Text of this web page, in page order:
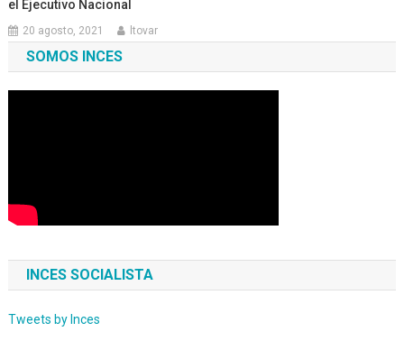
el Ejecutivo Nacional
20 agosto, 2021 ltovar
SOMOS INCES
INCES SOCIALISTA
Tweets by Inces